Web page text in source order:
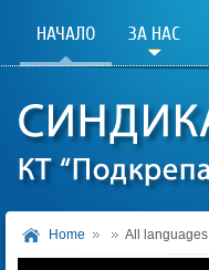
НАЧАЛО ЗА НАС
Home All languages